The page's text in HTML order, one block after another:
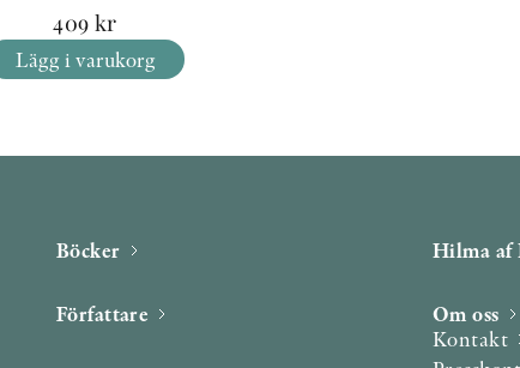
409 kr
Lägg i varukorg
Böcker
Författare
Hilma
Om oss
Kontakt